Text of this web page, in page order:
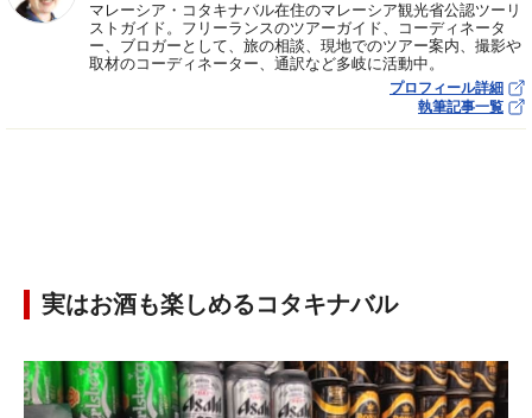
マレーシア・コタキナバル在住のマレーシア観光省公認ツーリ
ストガイド。フリーランスのツアーガイド、コーディネータ
ー、ブロガーとして、旅の相談、現地でのツアー案内、撮影や
取材のコーディネーター、通訳など多岐に活動中。
プロフィール詳細
執筆記事一覧
実はお酒も楽しめるコタキナバル